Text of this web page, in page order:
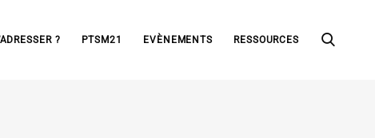
? PTSM21 EVÈNEMENTS RESSOURCES